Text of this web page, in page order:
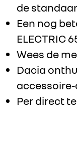
de
Een nog
ELECTRIC
Wees de
Dacia
Per direct